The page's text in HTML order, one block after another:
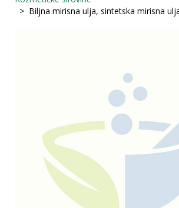
Biljna mirisna ulja, sintetska mirisna